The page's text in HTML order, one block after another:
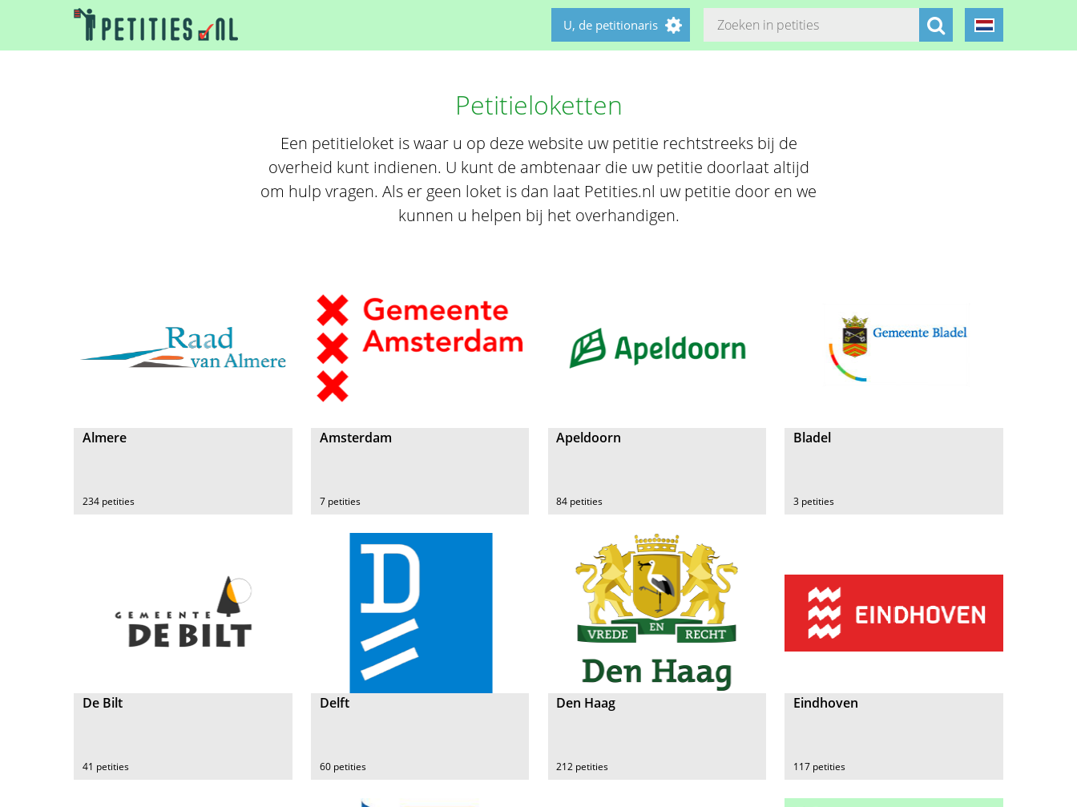
U, de petitionaris
Petitieloketten
Een petitieloket is waar u op deze website uw petitie rechtstreeks bij de
overheid kunt indienen. U kunt de ambtenaar die uw petitie doorlaat altijd
om hulp vragen. Als er geen loket is dan laat Petities.nl uw petitie door en we
kunnen u helpen bij het overhandigen.
Almere
234 petities
Amsterdam
7 petities
Apeldoorn
84 petities
Bladel
3 petities
De Bilt
41 petities
Delft
60 petities
Den Haag
212 petities
Eindhoven
117 petities